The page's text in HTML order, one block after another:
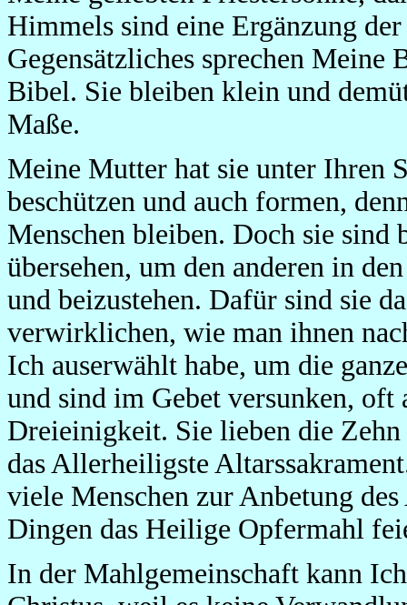
Himmels sind eine Ergänzung
Gegensätzliches sprechen Meine
Bibel. Sie bleiben klein und
Maße.
Meine Mutter hat sie unter Ihren
beschützen und auch formen,
Menschen bleiben. Doch sie sind
übersehen, um den anderen in
und beizustehen. Dafür sind sie
verwirklichen, wie man ihnen
Ich auserwählt habe, um die
und sind im Gebet versunken, oft
Dreieinigkeit. Sie lieben die
das Allerheiligste
viele Menschen zur Anbetung
Dingen das Heilige Opfermahl
In der Mahlgemeinschaft kann